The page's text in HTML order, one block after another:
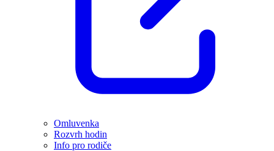
Omluvenka
Rozvrh hodin
Info pro rodiče